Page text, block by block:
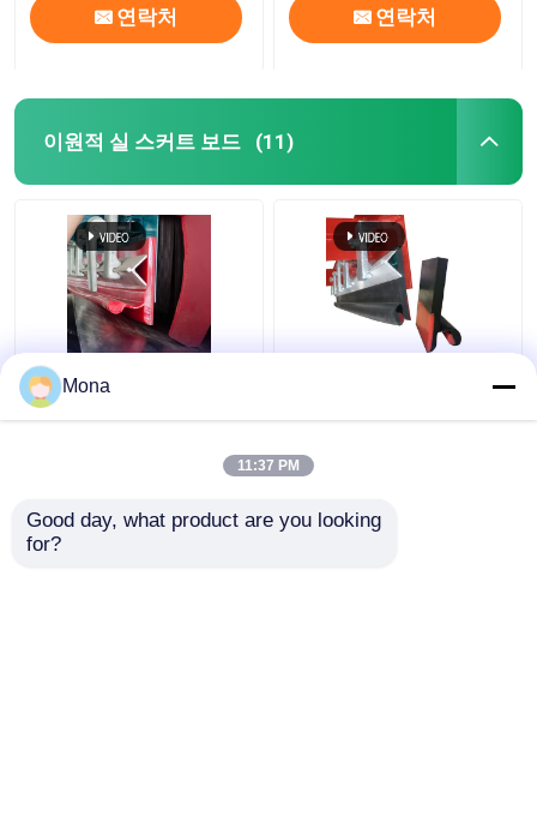
연락처 연락처
이원적 실 스커트 보드 (11)
이중 입술 PU 스커트 충
돌 컨베이어를 둘러싸는
트 스커팅
Mona
11:37 PM
Good day, what product are you looking
for?